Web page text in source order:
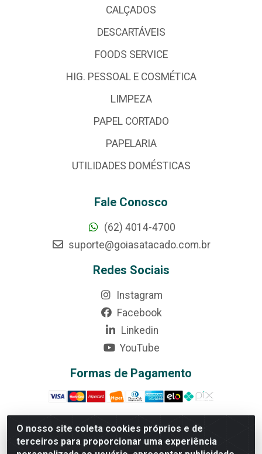
O nosso site coleta cookies próprios e de
terceiros para proporcionar uma experiência
CALÇADOS
DESCARTÁVEIS
FOODS SERVICE
HIG. PESSOAL E COSMÉTICA
LIMPEZA
PAPEL CORTADO
PAPELARIA
UTILIDADES DOMÉSTICAS
Fale Conosco
(62) 4014-4700
suporte@goiasatacado.com.br
Redes Sociais
Instagram
Facebook
Linkedin
YouTube
Formas de Pagamento
Rede Brasil - Avenida Universitária, nº 3860, Jardim das